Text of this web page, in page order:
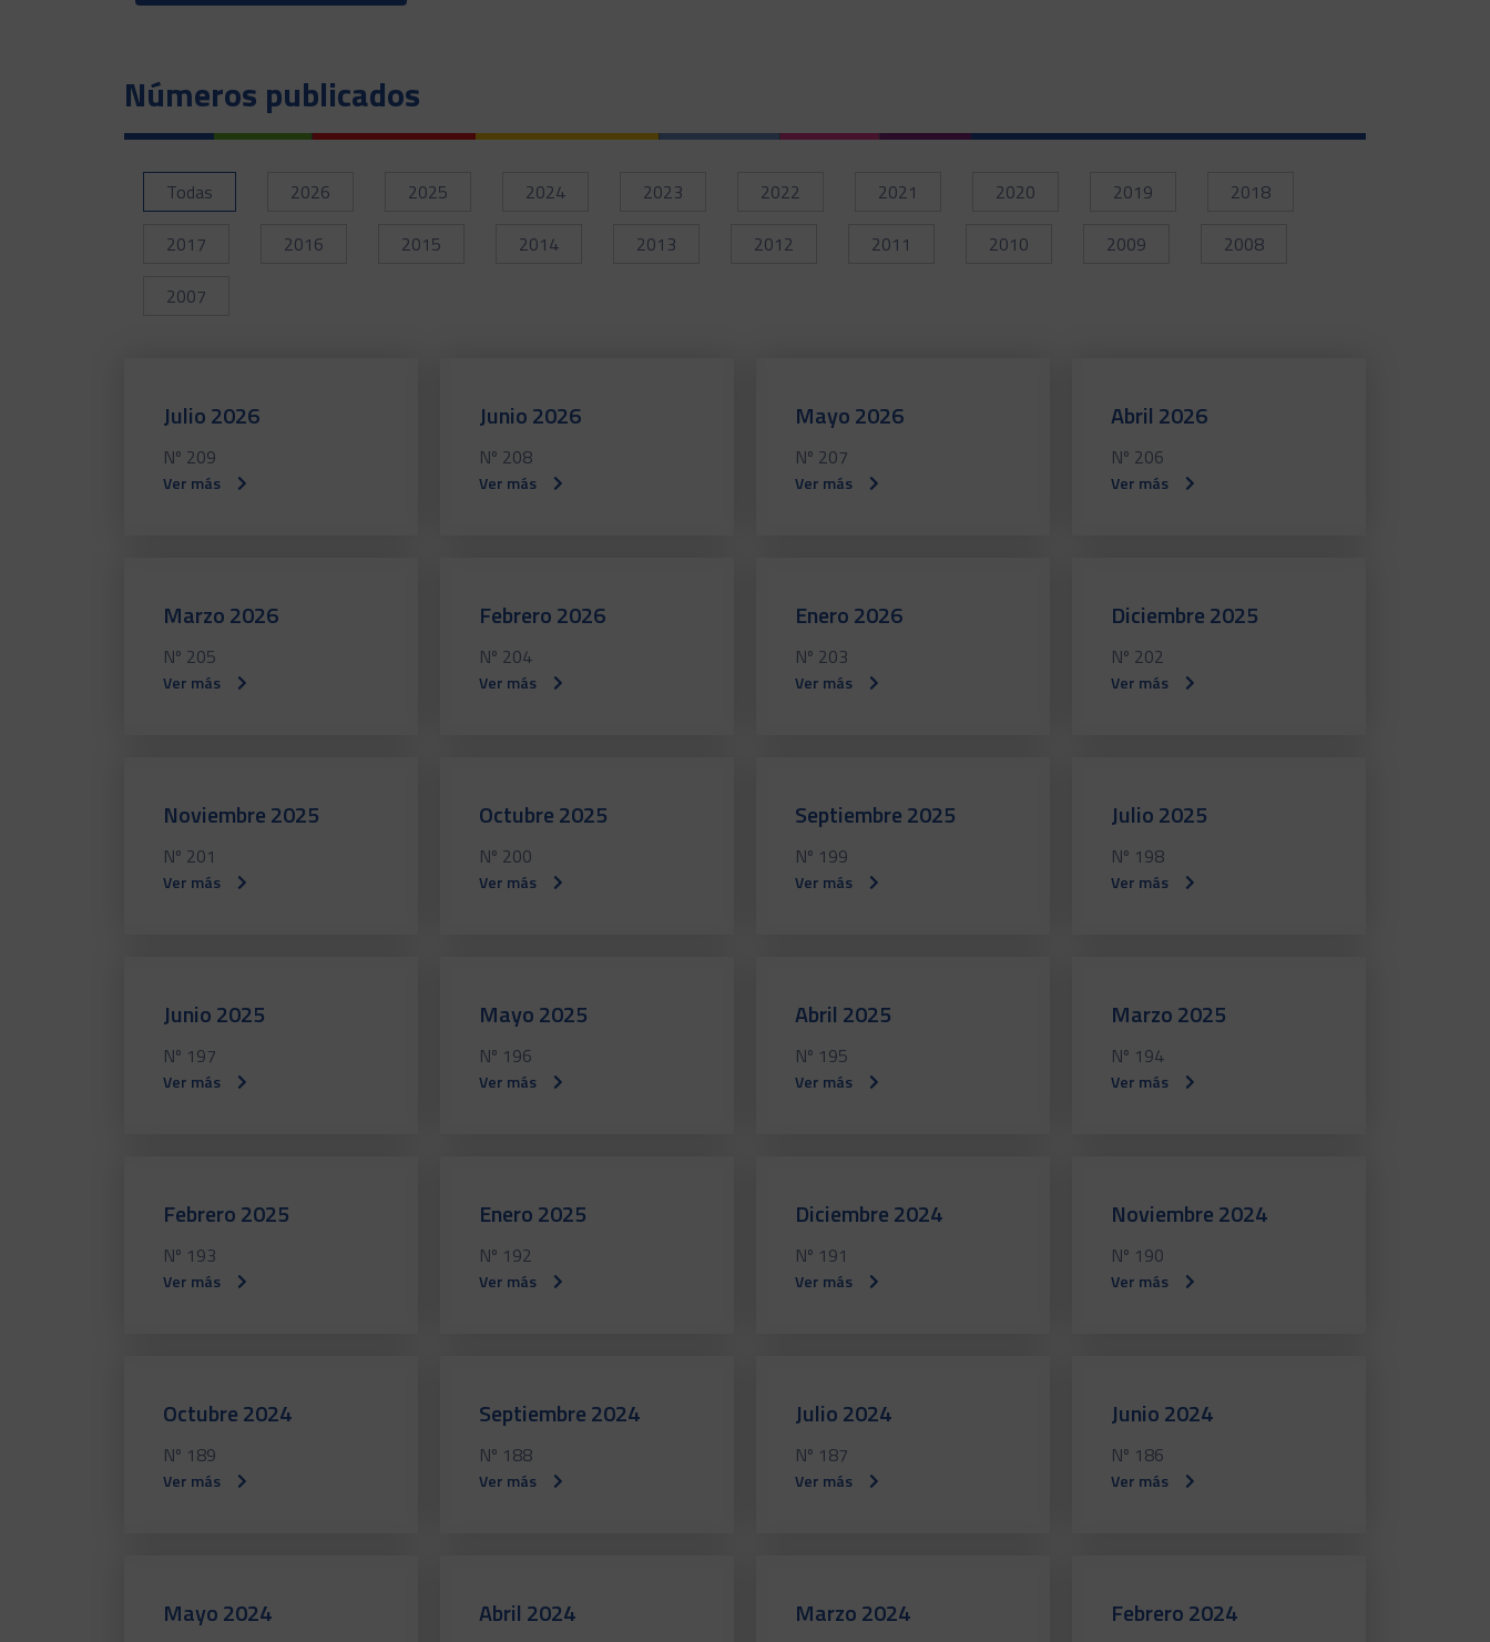
Números publicados
Todas 2026 2025 2024 2023 2022 2021 2020 2019
2018
2017
2016 2015 2014 2013 2012 2011 2010 2009
2008
2007
Julio 2026
Nº 209
Ver más
Junio 2026
Nº 208
Ver más
Mayo 2026
Nº 207
Ver más
Abril 2026
Nº 206
Ver más
Marzo 2026
Nº 205
Ver más
Febrero 2026
Nº 204
Ver más
Enero 2026
Nº 203
Ver más
Diciembre 2025
Nº 202
Ver más
Noviembre 2025
Nº 201
Ver más
Octubre 2025
Nº 200
Ver más
Septiembre 2025
Nº 199
Ver más
Julio 2025
Nº 198
Ver más
Junio 2025
Nº 197
Ver más
Mayo 2025
Nº 196
Ver más
Abril 2025
Nº 195
Ver más
Marzo 2025
Nº 194
Ver más
Febrero 2025
Nº 193
Ver más
Enero 2025
Nº 192
Ver más
Diciembre 2024
Nº 191
Ver más
Noviembre 2024
Nº 190
Ver más
Octubre 2024
Nº 189
Ver más
Septiembre 2024
Nº 188
Ver más
Julio 2024
Nº 187
Ver más
Junio 2024
Nº 186
Ver más
Mayo 2024 Abril 2024 Marzo 2024 Febrero 2024